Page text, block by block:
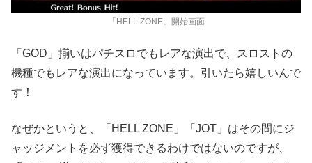
「HELL ZONE」開始画面
「GOD」揃いはパチスロでもレアな演出で、スロストの
機種でもレアな演出になっています。引いたら嬉しいんで
す！
なぜかというと、「HELL ZONE」「JOT」はその間にジ
ャッジメントを必ず獲得できるわけではないのですが、